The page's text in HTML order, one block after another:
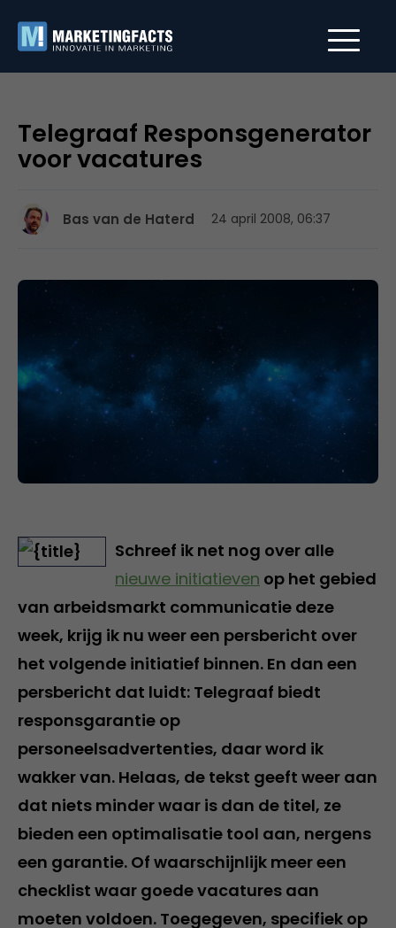
Telegraaf Responsgenerator
voor vacatures
Bas van de Haterd 24 april 2008, 06:37
Schreef ik net nog over alle
nieuwe initiatieven op het gebied
van arbeidsmarkt communicatie deze
week, krijg ik nu weer een persbericht over
het volgende initiatief binnen. En dan een
persbericht dat luidt: Telegraaf biedt
responsgarantie op
personeelsadvertenties, daar word ik
wakker van. Helaas, de tekst geeft weer aan
dat niets minder waar is dan de titel, ze
bieden een optimalisatie tool aan, nergens
een garantie. Of waarschijnlijk meer een
checklist waar goede vacatures aan
moeten voldoen. Toegegeven, specifiek op